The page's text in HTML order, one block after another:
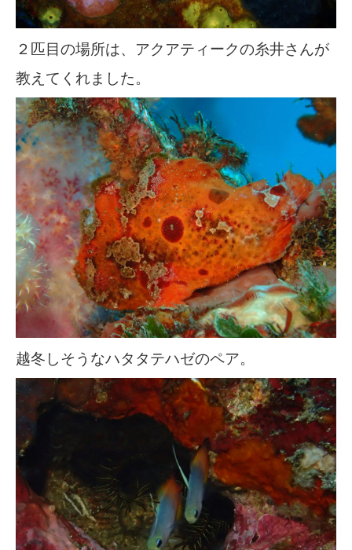
２匹目の場所は、アクアティークの糸井さんが
教えてくれました。
越冬しそうなハタタテハゼのペア。